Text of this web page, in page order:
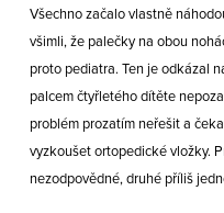
Všechno začalo vlastně
všimli, že palečky na obou
proto pediatra. Ten je odkázal
palcem čtyřletého dítěte
problém prozatím neřešit a
vyzkoušet ortopedické vložky.
nezodpovědné, druhé příliš